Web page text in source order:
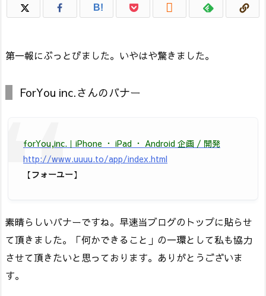
B! 
第一報にぶっとびました。いやはや驚きました。
ForYou inc.さんのバナー
forYou,inc.｜iPhone ・ iPad ・ Android 企画 / 開発
http://www.uuuu.to/app/index.html
【フォーユー】
素晴らしいバナーですね。早速当ブログのトップに貼らせ
て頂きました。「何かできること」の一環として私も協力
させて頂きたいと思っております。ありがとうございま
す。